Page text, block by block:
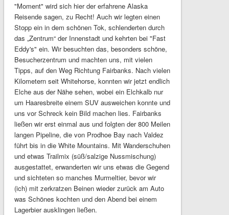
"Moment" wird sich hier der erfahrene Alaska
Reisende sagen, zu Recht! Auch wir legten einen
Stopp ein in dem schönen Tok, schlenderten durch
das „Zentrum“ der Innenstadt und kehrten bei "Fast
Eddy's" ein. Wir besuchten das, besonders schöne,
Besucherzentrum und machten uns, mit vielen
Tipps, auf den Weg Richtung Fairbanks. Nach vielen
Kilometern seit Whitehorse, konnten wir jetzt endlich
Elche aus der Nähe sehen, wobei ein Elchkalb nur
um Haaresbreite einem SUV ausweichen konnte und
uns vor Schreck kein Bild machen lies. Fairbanks
ließen wir erst einmal aus und folgten der 800 Meilen
langen Pipeline, die von Prodhoe Bay nach Valdez
führt bis in die White Mountains. Mit Wanderschuhen
und etwas Trailmix (süß/salzige Nussmischung)
ausgestattet, erwanderten wir uns etwas die Gegend
und sichteten so manches Murmeltier, bevor wir
(ich) mit zerkratzen Beinen wieder zurück am Auto
was Schönes kochten und den Abend bei einem
Lagerbier ausklingen ließen.